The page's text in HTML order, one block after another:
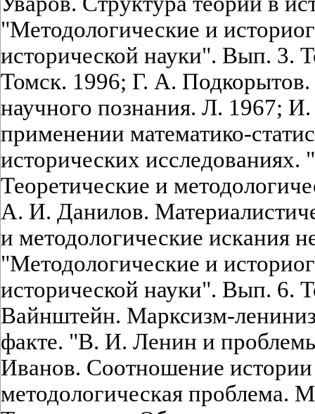
"Методологические и
исторической науки". Вып. 3.
Томск. 1996; Г. А.
научного познания. Л. 1967;
применении математико-
исторических исследованиях.
Теоретические и
А. И. Данилов.
и методологические искания
"Методологические и
исторической науки". Вып. 6.
Вайнштейн. Марксизм-
факте. "В. И. Ленин и
Иванов. Соотношение
методологическая проблема.